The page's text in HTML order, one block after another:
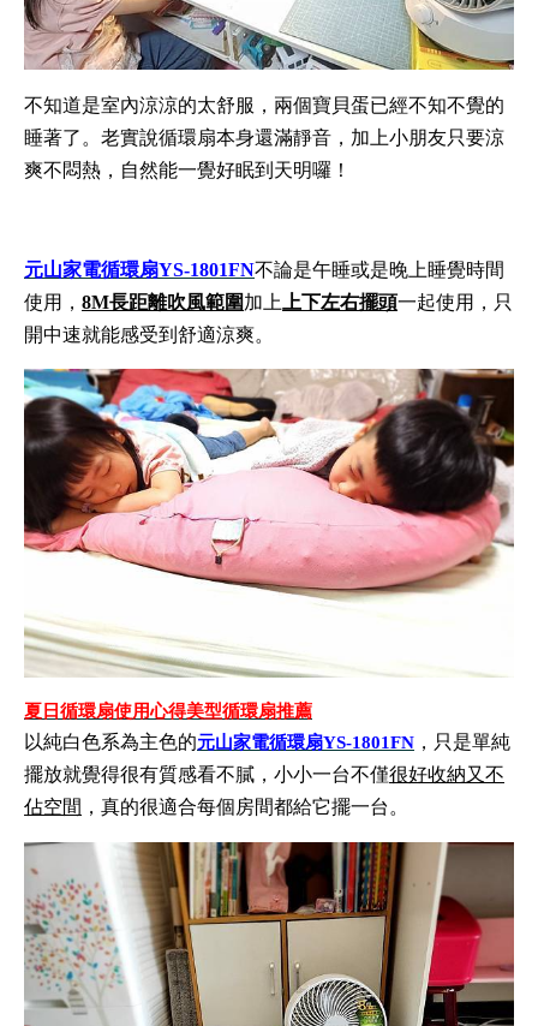
不知道是室內涼涼的太舒服，兩個寶貝蛋已經不知不覺的
睡著了。老實說循環扇本身還滿靜音，加上小朋友只要涼
爽不悶熱，自然能一覺好眠到天明囉！
元山家電循環扇YS-1801FN不論是午睡或是晚上睡覺時間
使用， 8M長距離吹風範圍加上 上下左右擺頭一起使用，只
開中速就能感受到舒適涼爽。
夏日循環扇使用心得美型循環扇推薦
以純白色系為主色的元山家電循環扇YS-1801FN ，只是單純
擺放就覺得很有質感看不膩，小小一台不僅很好收納又不
佔空間 ，真的很適合每個房間都給它擺一台。